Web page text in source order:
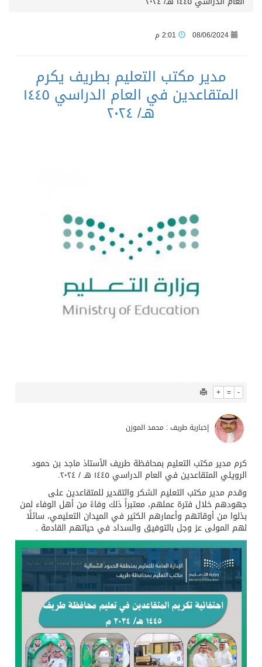
08/06/2024
مدير مكتب التعليم بطريف يكرم
المتقاعدين في العام الدراسي ١٤٤٥
هـ/ ٢٠٢٤
+ = -
إخبارية طريف : محمد الموزن
كرم مدير مكتب التعليم بمحافظة طريف الأستاذ ماجد بن حمود
الرويلي المتقاعدين في العام الدراسي ١٤٤٥ هـ / ٢٠٢٤.
وقدم مدير مكتب التعليم الشكر والتقدير للمتقاعدين على
جهودهم خلال فترة عملهم، معتبراً ذلك وفاءً من أهل الوفاء لمن
بذلوا من أوقاتهم وأعمارهم الكثير في الميدان التعليمي، سائلًا
لهم المولى عز وجل بالتوفيق والسداد في حياتهم القادمة .